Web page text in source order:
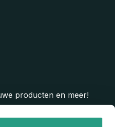
producten en meer!